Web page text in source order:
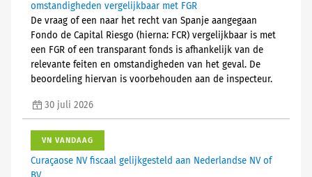
omstandigheden vergelijkbaar met FGR
De vraag of een naar het recht van Spanje aangegaan
Fondo de Capital Riesgo (hierna: FCR) vergelijkbaar is met
een FGR of een transparant fonds is afhankelijk van de
relevante feiten en omstandigheden van het geval. De
beoordeling hiervan is voorbehouden aan de inspecteur.
30 juli 2026
VN VANDAAG
Curaçaose NV fiscaal gelijkgesteld aan Nederlandse NV of